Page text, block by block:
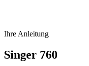
Ihre Anleitung
Singer 760